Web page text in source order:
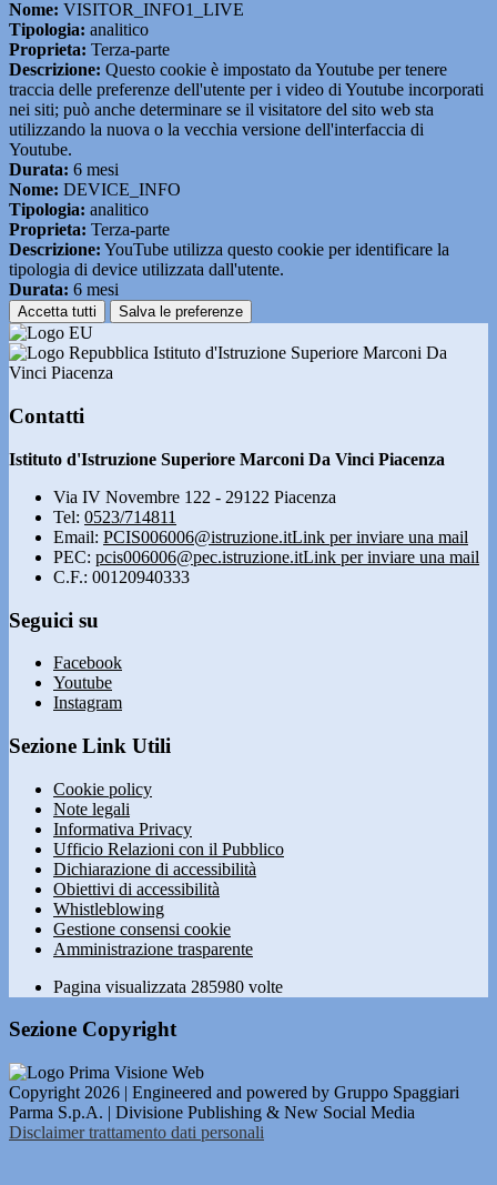
Nome: VISITOR_INFO1_LIVE
Tipologia: analitico
Proprieta: Terza-parte
Descrizione: Questo cookie è impostato da Youtube per tenere
traccia delle preferenze dell'utente per i video di Youtube incorporati
nei siti; può anche determinare se il visitatore del sito web sta
utilizzando la nuova o la vecchia versione dell'interfaccia di
Youtube.
Durata: 6 mesi
Nome: DEVICE_INFO
Tipologia: analitico
Proprieta: Terza-parte
Descrizione: YouTube utilizza questo cookie per identificare la
tipologia di device utilizzata dall'utente.
Durata: 6 mesi
Accetta tutti Salva le preferenze
Istituto d'Istruzione Superiore Marconi Da
Vinci Piacenza
Contatti
Istituto d'Istruzione Superiore Marconi Da Vinci Piacenza
Via IV Novembre 122 - 29122 Piacenza
Tel: 0523/714811
Email: PCIS006006@istruzione.itLink per inviare una mail
PEC: pcis006006@pec.istruzione.itLink per inviare una mail
C.F.: 00120940333
Seguici su
Facebook
Youtube
Instagram
Sezione Link Utili
Cookie policy
Note legali
Informativa Privacy
Ufficio Relazioni con il Pubblico
Dichiarazione di accessibilità
Obiettivi di accessibilità
Whistleblowing
Gestione consensi cookie
Amministrazione trasparente
Pagina visualizzata 285980 volte
Sezione Copyright
Copyright 2026 | Engineered and powered by Gruppo Spaggiari
Parma S.p.A. | Divisione Publishing & New Social Media
Disclaimer trattamento dati personali